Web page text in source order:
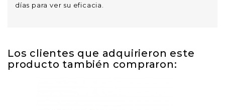
días para ver su eficacia.
Los clientes que adquirieron este
producto también compraron: